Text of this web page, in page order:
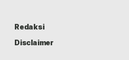
Redaksi
Disclaimer